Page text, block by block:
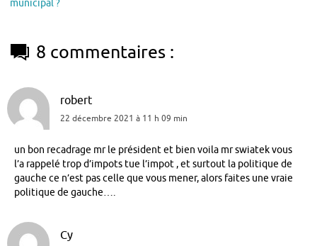
municipal ?
8 commentaires :
robert
22 décembre 2021 à 11 h 09 min
un bon recadrage mr le président et bien voila mr swiatek vous
l’a rappelé trop d’impots tue l’impot , et surtout la politique de
gauche ce n’est pas celle que vous mener, alors faites une vraie
politique de gauche….
Cy